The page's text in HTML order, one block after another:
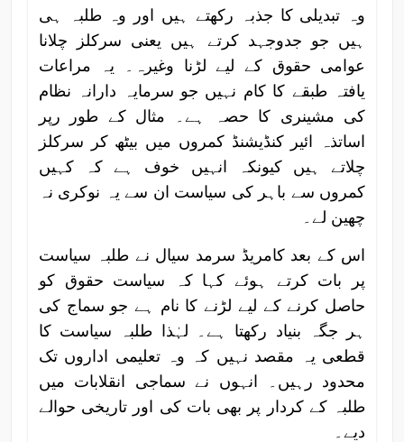
وہ تبدیلی کا جذبہ رکھتے ہیں اور وہ طلبہ ہی
ہیں جو جدوجہد کرتے ہیں یعنی سرکلز چلانا
عوامی حقوق کے لیے لڑنا وغیرہ۔ یہ مراعات
یافتہ طبقے کا کام نہیں جو سرمایہ دارانہ نظام
کی مشینری کا حصہ ہے۔ مثال کے طور رپر
اساتذہ ائیر کنڈیشنڈ کمروں میں بیٹھ کر سرکلز
چلاتے ہیں کیونکہ انہیں خوف ہے کہ کہیں
کمروں سے باہر کی سیاست ان سے یہ نوکری نہ
چھین لے۔
اس کے بعد کامریڈ سرمد سیال نے طلبہ سیاست
پر بات کرتے ہوئے کہا کہ سیاست حقوق کو
حاصل کرنے کے لیے لڑنے کا نام ہے جو سماج کی
ہر جگہ بنیاد رکھتا ہے۔ لہٰذا طلبہ سیاست کا
قطعی یہ مقصد نہیں کہ وہ تعلیمی اداروں تک
محدود رہیں۔ انہوں نے سماجی انقلابات میں
طلبہ کے کردار پر بھی بات کی اور تاریخی حوالے
دیے۔